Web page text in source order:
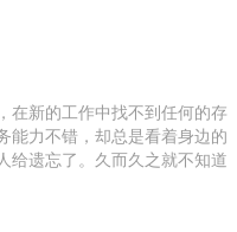
在新的工作中找不到任何的存
能力不错，却总是看着身边的
给遗忘了。久而久之就不知道